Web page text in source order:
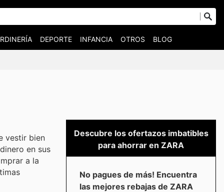
DEPORTE INFANCIA OTROS BLOG
vestir bien
en sus
a la
Descubre los ofertazos imbatibles
para ahorrar en ZARA
No pagues de más! Encuentra
las mejores rebajas de ZARA